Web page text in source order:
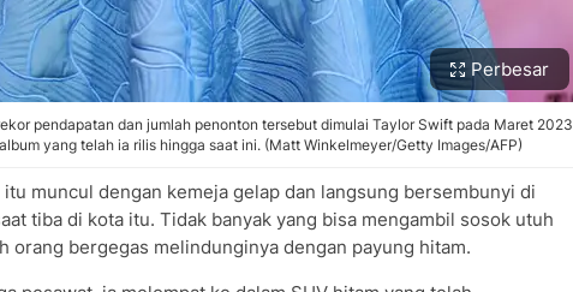
Perbesar
pendapatan dan jumlah penonton tersebut dimulai Taylor Swift pada Maret 2023
yang telah ia rilis hingga saat ini. (Matt Winkelmeyer/Getty Images/AFP)
itu muncul dengan kemeja gelap dan langsung bersembunyi di
tiba di kota itu. Tidak banyak yang bisa mengambil sosok utuh
orang bergegas melindunginya dengan payung hitam.